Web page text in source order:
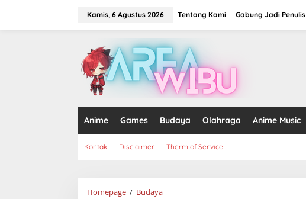
Kamis, 6 Agustus 2026 Tentang Kami Gabung Jadi Penulis
Anime Games Budaya Olahraga Anime Music
Kontak Disclaimer Therm of Service
Homepage / BudayaSejarah